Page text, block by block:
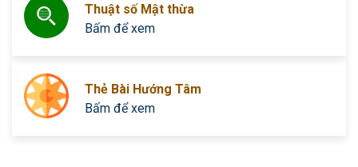
Thuật số Mật thừa
Bấm để xem
Thẻ Bài Hướng Tâm
Bấm để xem